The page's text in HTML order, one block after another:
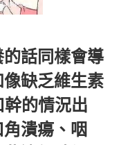
話同樣會導
缺乏維生素
的情況出
潰瘍、咽